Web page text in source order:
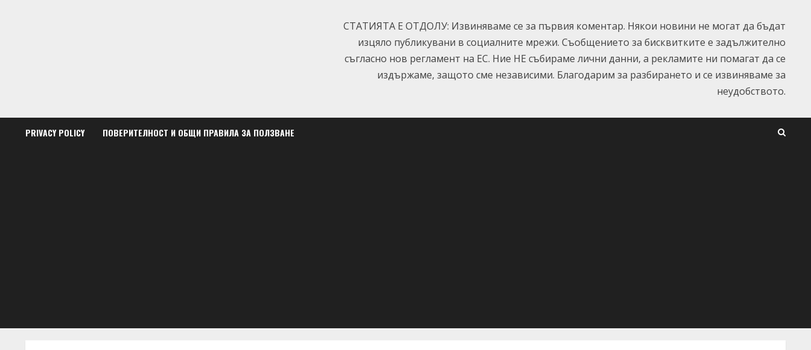
СТАТИЯТА Е ОТДОЛУ: Извиняваме се за първия коментар. Някои новини не могат да бъдат
изцяло публикувани в социалните мрежи. Съобщението за бисквитките е задължително
съгласно нов регламент на ЕС. Ние НЕ събираме лични данни, а рекламите ни помагат да се
издържаме, защото сме независими. Благодарим за разбирането и се извиняваме за
неудобството.
PRIVACY POLICY ПОВЕРИТЕЛНОСТ И ОБЩИ ПРАВИЛА ЗА ПОЛЗВАНЕ